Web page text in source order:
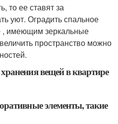
то ее ставят за
уют. Оградить спальное
имеющим зеркальные
пространство можно
вещей в квартире
элементы, такие